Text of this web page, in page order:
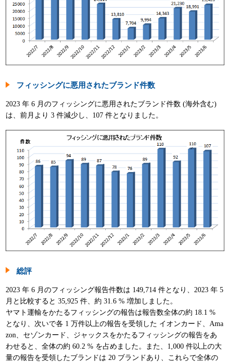
フィッシングに悪用されたブランド件数
2023 年 6 月のフィッシングに悪用されたブランド件数 (海外含む)
は、前月より 3 件減少し、107 件となりました。
総評
2023 年 6 月のフィッシング報告件数は 149,714 件となり、2023 年 5
月と比較すると 35,925 件、約 31.6 % 増加しました。
ヤマト運輸をかたるフィッシングの報告は報告数全体の約 18.1 %
となり、次いで各 1 万件以上の報告を受領した イオンカード、Ama
zon、セゾンカード、ジャックスをかたるフィッシングの報告をあ
わせると、全体の約 60.2 % を占めました。また、1,000 件以上の大
量の報告を受領したブランドは 20 ブランドあり、これらで全体の